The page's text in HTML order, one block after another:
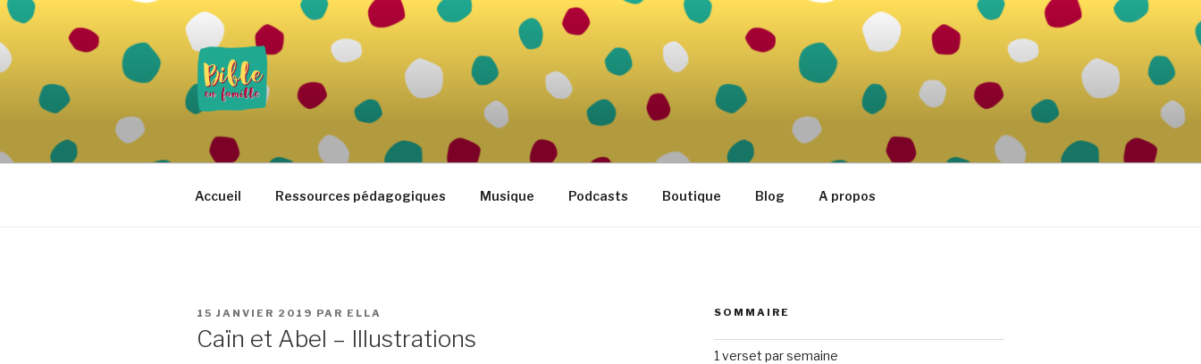
Aller
contenu
principal
BIBLE EN FAMILLE
Vivre la Parole de Dieu au quotidien
Accueil Ressources pédagogiques Musique Podcasts Boutique Blog A propos
PUBLIÉ
15 JANVIER 2019 PAR ELLA
Caïn et Abel – Illustrations
SOMMAIRE
1 verset par semaine